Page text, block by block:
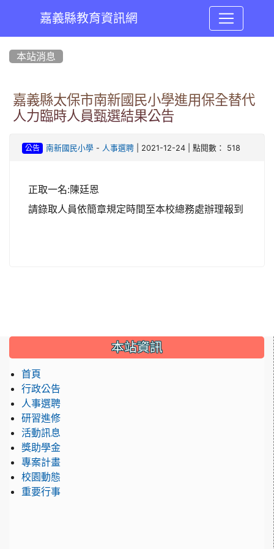
嘉義縣教育資訊網
本站消息
嘉義縣太保市南新國民小學進用保全替代
人力臨時人員甄選結果公告
公告 南新國民小學- 人事選聘| 2021-12-24 | 點閱數： 518
正取一名:陳廷恩
請錄取人員依簡章規定時間至本校總務處辦理報到
::: 本站資訊
首頁
行政公告
人事選聘
研習進修
活動訊息
獎助學金
專案計畫
校園動態
重要行事